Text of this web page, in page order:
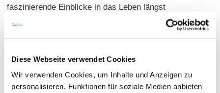
Diese Webseite verwendet Cookies
Wir verwenden Cookies, um Inhalte und Anzeigen zu
personalisieren, Funktionen für soziale Medien anbieten
faszinierende Einblicke in das Leben längst
Meeresbewohnern bis hin zu Dinosaurier-Spuren und
Welt bestaunen. Ein Highlight des Museums ist das
Urpferdchen der Art Eurohippus messelensis, das
rund 50 Millionen Jahre alt ist und dem Museum